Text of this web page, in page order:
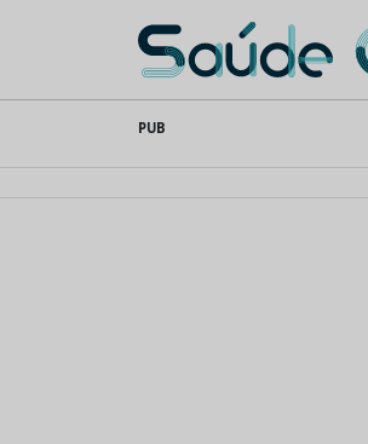
content
Saúde Oral
PUB